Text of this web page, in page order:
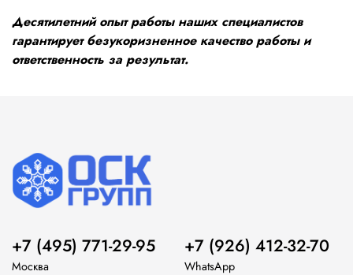
Десятилетний опыт работы наших специалистов
гарантирует безукоризненное качество работы и
ответственность за результат.
+7 (495) 771-29-95
Москва
+7 (926) 412-32-70
WhatsApp